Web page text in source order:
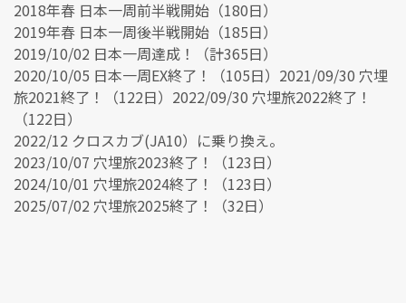
2018年春 日本一周前半戦開始（180日）
2019年春 日本一周後半戦開始（185日）
2019/10/02 日本一周達成！（計365日）
2020/10/05 日本一周EX終了！（105日）2021/09/30 穴埋
旅2021終了！（122日）2022/09/30 穴埋旅2022終了！
（122日）
2022/12 クロスカブ(JA10）に乗り換え。
2023/10/07 穴埋旅2023終了！（123日）
2024/10/01 穴埋旅2024終了！（123日）
2025/07/02 穴埋旅2025終了！（32日）